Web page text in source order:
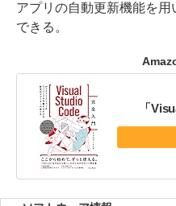
アプリの自動更新機能を
できる。
「